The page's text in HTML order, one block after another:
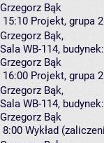
Grzegorz Bąk
15:10 Projekt, grupa 2
Grzegorz Bąk,
Sala WB-114, budynek:
Grzegorz Bąk
16:00 Projekt, grupa 2
Grzegorz Bąk,
Sala WB-114, budynek:
Grzegorz Bąk
8:00 Wykład